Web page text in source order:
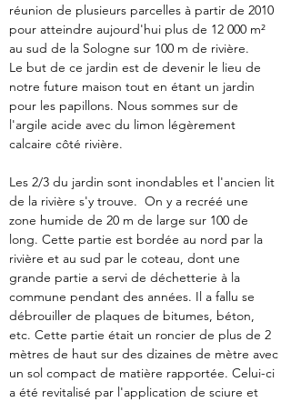
réunion de plusieurs parcelles à partir de 2010
pour atteindre aujourd'hui plus de 12 000 m²
au sud de la Sologne sur 100 m de rivière.
Le but de ce jardin est de devenir le lieu de
notre future maison tout en étant un jardin
pour les papillons. Nous sommes sur de
l'argile acide avec du limon légèrement
calcaire côté rivière.
Les 2/3 du jardin sont inondables et l'ancien lit
de la rivière s'y trouve.  On y a recréé une
zone humide de 20 m de large sur 100 de
long. Cette partie est bordée au nord par la
rivière et au sud par le coteau, dont une
grande partie a servi de déchetterie à la
commune pendant des années. Il a fallu se
débrouiller de plaques de bitumes, béton,
etc. Cette partie était un roncier de plus de 2
mètres de haut sur des dizaines de mètre avec
un sol compact de matière rapportée. Celui-ci
a été revitalisé par l'application de sciure et